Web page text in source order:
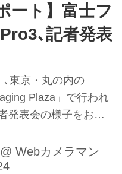
ート】富士フ
､記者発表
､東京・丸の内の
Plaza」で行われ
発表会の様子をお伝
@ Webカメラマン